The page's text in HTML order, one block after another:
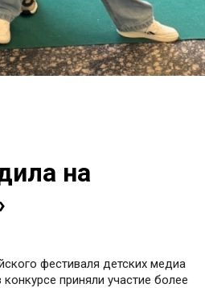
на
фестиваля детских медиа
приняли участие более